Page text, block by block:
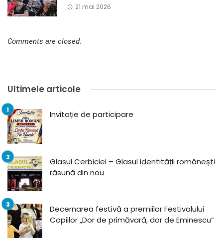
21 mai 2026
Comments are closed.
Ultimele articole
Invitație de participare
Glasul Cerbiciei – Glasul identității românești
răsună din nou
Decernarea festivă a premiilor Festivalului
Copiilor „Dor de primăvară, dor de Eminescu”